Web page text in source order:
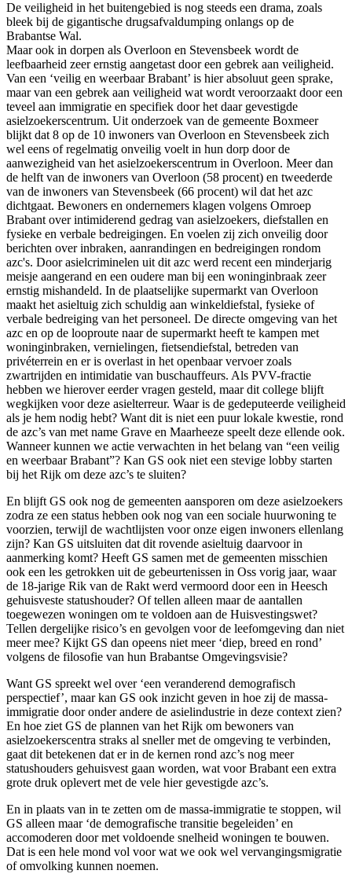
De veiligheid in het buitengebied is nog steeds een drama, zoals
bleek bij de gigantische drugsafvaldumping onlangs op de
Brabantse Wal.
Maar ook in dorpen als Overloon en Stevensbeek wordt de
leefbaarheid zeer ernstig aangetast door een gebrek aan veiligheid.
Van een ‘veilig en weerbaar Brabant’ is hier absoluut geen sprake,
maar van een gebrek aan veiligheid wat wordt veroorzaakt door een
teveel aan immigratie en specifiek door het daar gevestigde
asielzoekerscentrum. Uit onderzoek van de gemeente Boxmeer
blijkt dat 8 op de 10 inwoners van Overloon en Stevensbeek zich
wel eens of regelmatig onveilig voelt in hun dorp door de
aanwezigheid van het asielzoekerscentrum in Overloon. Meer dan
de helft van de inwoners van Overloon (58 procent) en tweederde
van de inwoners van Stevensbeek (66 procent) wil dat het azc
dichtgaat. Bewoners en ondernemers klagen volgens Omroep
Brabant over intimiderend gedrag van asielzoekers, diefstallen en
fysieke en verbale bedreigingen. En voelen zij zich onveilig door
berichten over inbraken, aanrandingen en bedreigingen rondom
azc's. Door asielcriminelen uit dit azc werd recent een minderjarig
meisje aangerand en een oudere man bij een woninginbraak zeer
ernstig mishandeld. In de plaatselijke supermarkt van Overloon
maakt het asieltuig zich schuldig aan winkeldiefstal, fysieke of
verbale bedreiging van het personeel. De directe omgeving van het
azc en op de looproute naar de supermarkt heeft te kampen met
woninginbraken, vernielingen, fietsendiefstal, betreden van
privéterrein en er is overlast in het openbaar vervoer zoals
zwartrijden en intimidatie van buschauffeurs. Als PVV-fractie
hebben we hierover eerder vragen gesteld, maar dit college blijft
wegkijken voor deze asielterreur. Waar is de gedeputeerde veiligheid
als je hem nodig hebt? Want dit is niet een puur lokale kwestie, rond
de azc’s van met name Grave en Maarheeze speelt deze ellende ook.
Wanneer kunnen we actie verwachten in het belang van “een veilig
en weerbaar Brabant”? Kan GS ook niet een stevige lobby starten
bij het Rijk om deze azc’s te sluiten?
En blijft GS ook nog de gemeenten aansporen om deze asielzoekers
zodra ze een status hebben ook nog van een sociale huurwoning te
voorzien, terwijl de wachtlijsten voor onze eigen inwoners ellenlang
zijn? Kan GS uitsluiten dat dit rovende asieltuig daarvoor in
aanmerking komt? Heeft GS samen met de gemeenten misschien
ook een les getrokken uit de gebeurtenissen in Oss vorig jaar, waar
de 18-jarige Rik van de Rakt werd vermoord door een in Heesch
gehuisveste statushouder? Of tellen alleen maar de aantallen
toegewezen woningen om te voldoen aan de Huisvestingswet?
Tellen dergelijke risico’s en gevolgen voor de leefomgeving dan niet
meer mee? Kijkt GS dan opeens niet meer ‘diep, breed en rond’
volgens de filosofie van hun Brabantse Omgevingsvisie?
Want GS spreekt wel over ‘een veranderend demografisch
perspectief’, maar kan GS ook inzicht geven in hoe zij de massa-
immigratie door onder andere de asielindustrie in deze context zien?
En hoe ziet GS de plannen van het Rijk om bewoners van
asielzoekerscentra straks al sneller met de omgeving te verbinden,
gaat dit betekenen dat er in de kernen rond azc’s nog meer
statushouders gehuisvest gaan worden, wat voor Brabant een extra
grote druk oplevert met de vele hier gevestigde azc’s.
En in plaats van in te zetten om de massa-immigratie te stoppen, wil
GS alleen maar ‘de demografische transitie begeleiden’ en
accomoderen door met voldoende snelheid woningen te bouwen.
Dat is een hele mond vol voor wat we ook wel vervangingsmigratie
of omvolking kunnen noemen.